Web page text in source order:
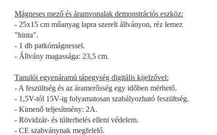
Mágneses mező és áramvonalak demonstrációs eszköz:
- 25x15 cm műanyag lapra szerelt állványon, réz lemez
"hinta".
- 1 db patkómágnessel.
- Állvány magassága: 23,5 cm.
Tanulói egyenáramú tápegység digitális kijelzővel:
- A feszültség és az áramerősség egy időben mérhető.
- 1,5V-tól 15V-ig folyamatosan szabályozható feszültség.
- Kimenő teljesítmény: 2A.
- Rövidzár- és túlterhelés elleni védelem.
- CE szabványnak megfelelő.